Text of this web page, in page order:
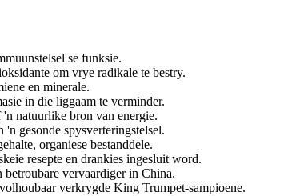
se funksie.
om vrye radikale te bestry.
en minerale.
in die liggaam te verminder.
'n natuurlike bron van energie.
'n gesonde spysverteringstelsel.
organiese bestanddele.
resepte en drankies ingesluit word.
betroubare vervaardiger in China.
verkrygde King Trumpet-sampioene.